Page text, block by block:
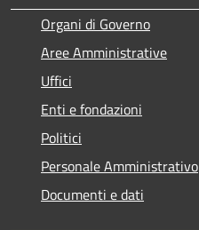
Organi di Governo
Aree Amministrative
Uffici
Enti e fondazioni
Politici
Personale Amministrativo
Documenti e dati